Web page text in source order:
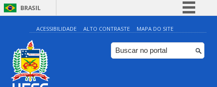
BRASIL
Simplifique!
Comunica BR
Participe
ACESSIBILIDADE ALTO CONTRASTE MAPA DO SITE